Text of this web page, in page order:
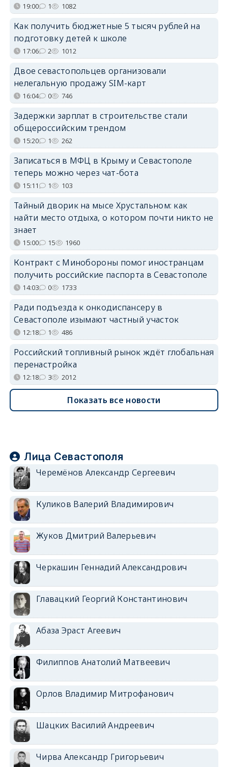
19:00 1 1082
Как получить бюджетные 5 тысяч рублей на
подготовку детей к школе
17:06 2 1012
Двое севастопольцев организовали
нелегальную продажу SIM-карт
16:04 0 746
Задержки зарплат в строительстве стали
общероссийским трендом
15:20 1 262
Записаться в МФЦ в Крыму и Севастополе
теперь можно через чат-бота
15:11 1 103
Тайный дворик на мысе Хрустальном: как
найти место отдыха, о котором почти никто не
знает
15:00 15 1960
Контракт с Минобороны помог иностранцам
получить российские паспорта в Севастополе
14:03 0 1733
Ради подъезда к онкодиспансеру в
Севастополе изымают частный участок
12:18 1 486
Российский топливный рынок ждёт глобальная
перенастройка
12:18 3 2012
Показать все новости
Лица Севастополя
Черемёнов Александр Сергеевич
Куликов Валерий Владимирович
Жуков Дмитрий Валерьевич
Черкашин Геннадий Александрович
Главацкий Георгий Константинович
Абаза Эраст Агеевич
Филиппов Анатолий Матвеевич
Орлов Владимир Митрофанович
Шацких Василий Андреевич
Чирва Александр Григорьевич